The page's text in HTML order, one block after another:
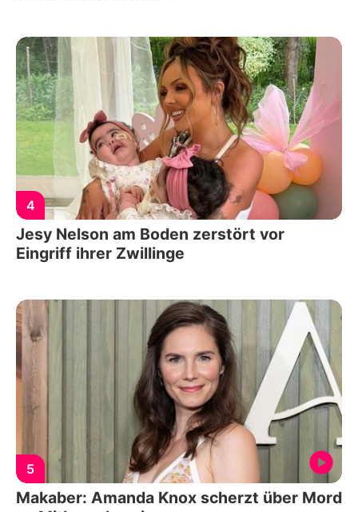
4
Jesy Nelson am Boden zerstört vor
Eingriff ihrer Zwillinge
5
Makaber: Amanda Knox scherzt über Mord